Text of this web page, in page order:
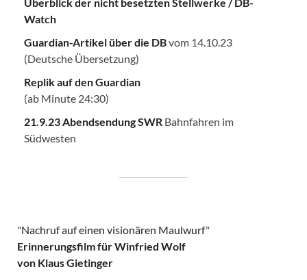
Watch
Guardian-Artikel über die DBvom 14.10.23
(Deutsche Übersetzung)
Replik auf den Guardian
(ab Minute 24:30)
21.9.23 Abendsendung SWR Bahnfahren im
Südwesten
"Nachruf auf einen visionären Maulwurf"
Erinnerungsfilm für Winfried Wolf
von Klaus Gietinger